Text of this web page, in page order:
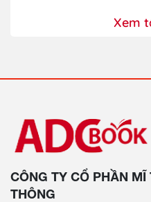
Xem
CÔNG TY CỔ PHẦN MĨ
THÔNG